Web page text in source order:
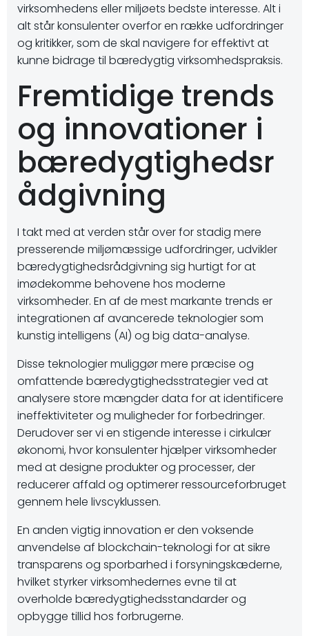
virksomhedens eller miljøets bedste interesse. Alt i
alt står konsulenter overfor en række udfordringer
og kritikker, som de skal navigere for effektivt at
kunne bidrage til bæredygtig virksomhedspraksis.
Fremtidige trends
og innovationer i
bæredygtighedsr
ådgivning
I takt med at verden står over for stadig mere
presserende miljømæssige udfordringer, udvikler
bæredygtighedsrådgivning sig hurtigt for at
imødekomme behovene hos moderne
virksomheder. En af de mest markante trends er
integrationen af avancerede teknologier som
kunstig intelligens (AI) og big data-analyse.
Disse teknologier muliggør mere præcise og
omfattende bæredygtighedsstrategier ved at
analysere store mængder data for at identificere
ineffektiviteter og muligheder for forbedringer.
Derudover ser vi en stigende interesse i cirkulær
økonomi, hvor konsulenter hjælper virksomheder
med at designe produkter og processer, der
reducerer affald og optimerer ressourceforbruget
gennem hele livscyklussen.
En anden vigtig innovation er den voksende
anvendelse af blockchain-teknologi for at sikre
transparens og sporbarhed i forsyningskæderne,
hvilket styrker virksomhedernes evne til at
overholde bæredygtighedsstandarder og
opbygge tillid hos forbrugerne.